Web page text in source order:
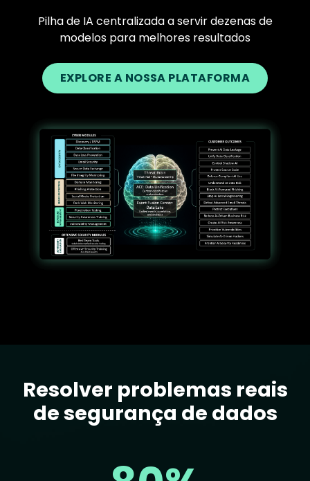
Pilha de IA centralizada a servir dezenas de
modelos para melhores resultados
EXPLORE A NOSSA PLATAFORMA
Text
Resolver problemas reais
de segurança de dados